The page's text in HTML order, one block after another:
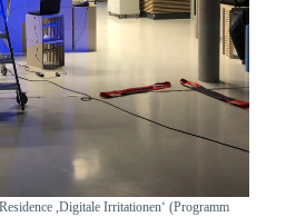
,Digitale Irritationen‘ (Programm